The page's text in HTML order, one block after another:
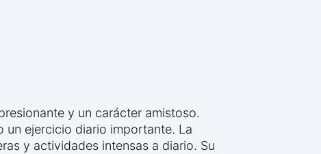
y un carácter amistoso.
un ejercicio diario importante. La
y actividades intensas a diario. Su